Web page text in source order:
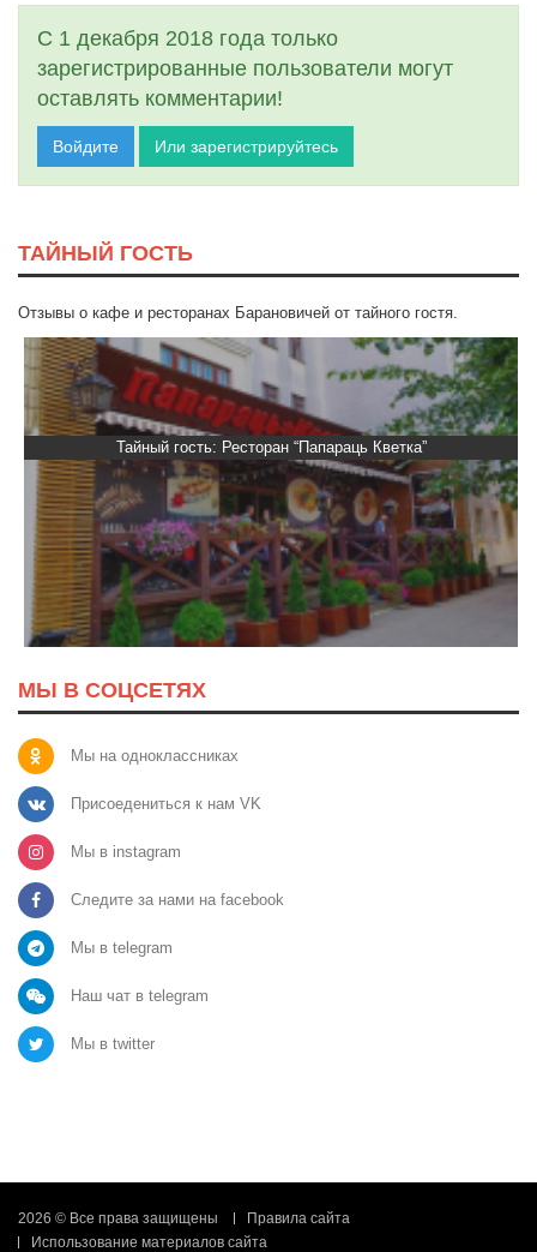
С 1 декабря 2018 года только
зарегистрированные пользователи могут
оставлять комментарии!
Войдите Или зарегистрируйтесь
ТАЙНЫЙ ГОСТЬ
Отзывы о кафе и ресторанах Барановичей от тайного гостя.
Тайный гость: Ресторан “Папараць Кветка”
МЫ В СОЦСЕТЯХ
Мы на одноклассниках
Присоедениться к нам VK
Мы в instagram
Следите за нами на facebook
Мы в telegram
Наш чат в telegram
Мы в twitter
2026 © Все права защищены
Правила сайта
Использование материалов сайта